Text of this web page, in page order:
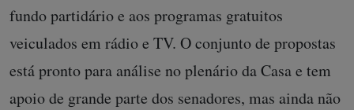
fundo partidário e aos programas gratuitos
veiculados em rádio e TV. O conjunto de propostas
está pronto para análise no plenário da Casa e tem
apoio de grande parte dos senadores, mas ainda não